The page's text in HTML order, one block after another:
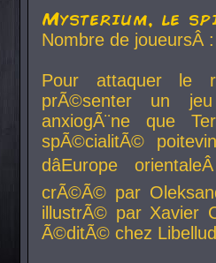
Mysterium, le
Nombre de
Pour attaquer le
prÃ©senter un
anxiogÃ¨ne que
spÃ©cialitÃ©
dâEurope
crÃ©Ã© par
illustrÃ© par Xavier
Ã©ditÃ© chez